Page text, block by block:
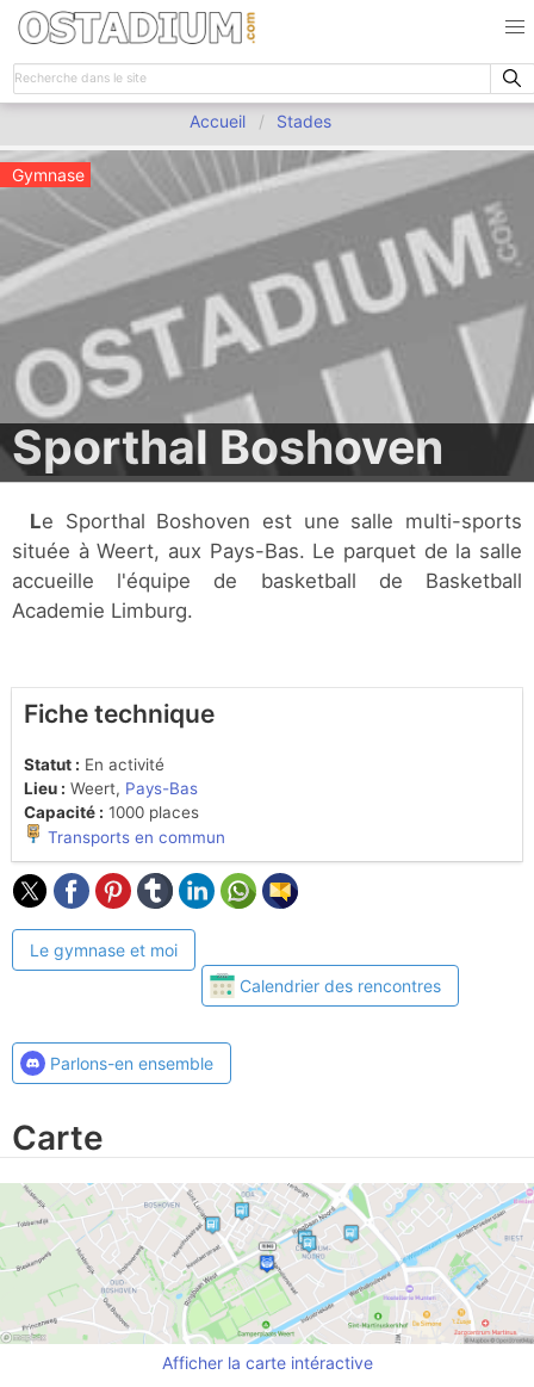
Accueil Stades
Gymnase
Sporthal Boshoven
Le Sporthal Boshoven est une salle multi-sports
située à Weert, aux Pays-Bas. Le parquet de la salle
accueille l'équipe de basketball de Basketball
Academie Limburg.
Fiche technique
Statut : En activité
Lieu : Weert, Pays-Bas
Capacité : 1000 places
Transports en commun
Le gymnase et moi
Calendrier des rencontres
Parlons-en ensemble
Carte
Afficher la carte intéractive